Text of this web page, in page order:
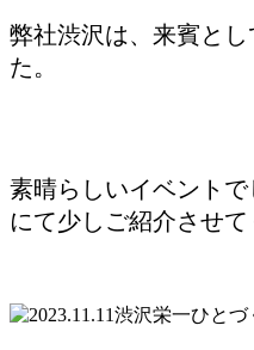
弊社渋沢は、来賓と
た。
素晴らしいイベント
にて少しご紹介させて